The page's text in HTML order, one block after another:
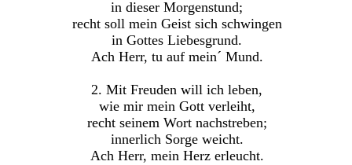
in dieser Morgenstund;
recht soll mein Geist sich schwingen
in Gottes Liebesgrund.
Ach Herr, tu auf mein´ Mund.
2. Mit Freuden will ich leben,
wie mir mein Gott verleiht,
recht seinem Wort nachstreben;
innerlich Sorge weicht.
Ach Herr, mein Herz erleucht.